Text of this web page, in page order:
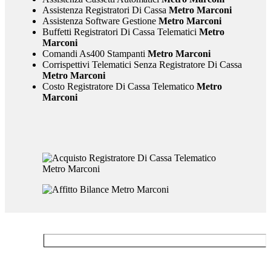
Assistenza Registratori Di Cassa Metro Marconi
Assistenza Software GestioneMetro Marconi
Buffetti Registratori Di Cassa Telematici Metro
Marconi
Comandi As400 Stampanti Metro Marconi
Corrispettivi Telematici Senza Registratore Di Cassa
Metro Marconi
Costo Registratore Di Cassa TelematicoMetro
Marconi